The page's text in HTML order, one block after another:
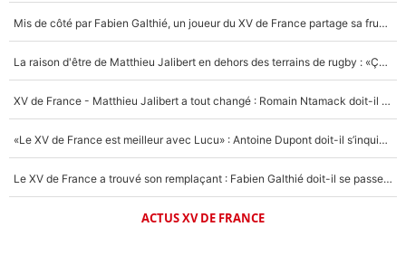
Mis de côté par Fabien Galthié, un joueur du XV de France partage sa frustration : «ils ne me l’ont pas dit tout de suite»
La raison d'être de Matthieu Jalibert en dehors des terrains de rugby : «Ça m'atteint autant que si tu touches à un membre de ma famille»
XV de France - Matthieu Jalibert a tout changé : Romain Ntamack doit-il s’inquiéter pour sa place à un an de la Coupe du monde ?
«Le XV de France est meilleur avec Lucu» : Antoine Dupont doit-il s’inquiéter pour sa place ?
Le XV de France a trouvé son remplaçant : Fabien Galthié doit-il se passer d'Antoine Dupont ?
ACTUS XV DE FRANCE